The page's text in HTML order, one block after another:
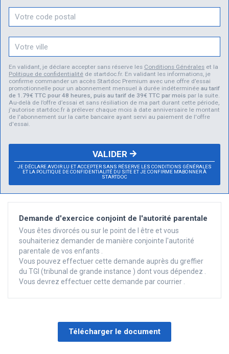
En validant, je déclare accepter sans réserve les Conditions Générales et la
Politique de confidentialité de startdoc.fr. En validant les informations, je
confirme commander un accès Startdoc Premium avec une offre d’essai
promotionnelle pour un abonnement mensuel à durée indéterminéeau tarif
de 1.79€ TTC pour 48 heures, puis au tarif de 39€ TTC par mois par la suite.
Au-delà de l’offre d’essai et sans résiliation de ma part durant cette période,
j'autorise startdoc.fr à prélever chaque mois à date anniversaire le montant
de l'abonnement sur la carte bancaire ayant servi au paiement de l'offre
d'essai.
JE DÉCLARE AVOIR LU ET ACCEPTER SANS RÉSERVE LES CONDITIONS GÉNÉRALES
ET LA POLITIQUE DE CONFIDENTIALITÉ DU SITE ET JE CONFIRME M'ABONNER À
STARTDOC
VALIDER
Demande d'exercice conjoint de l'autorité parentale
Vous êtes divorcés ou sur le point de l être et vous
souhaiteriez demander de manière conjointe l'autorité
parentale de vos enfants .
Vous pouvez effectuer cette demande auprès du greffier
du TGI (tribunal de grande instance ) dont vous dépendez .
Vous devrez effectuer cette demande par courrier .
Télécharger le document